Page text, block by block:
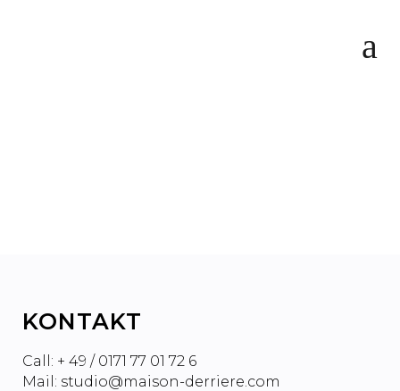
KONTAKT
Call: + 49 / 0171 77 01 72 6
Mail: studio@maison-derriere.com